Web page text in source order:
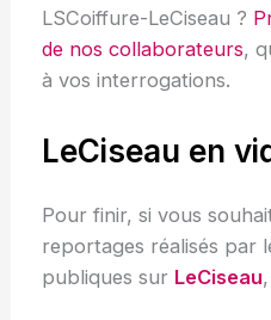
LSCoiffure-LeCiseau ?
de nos collaborateurs,
à vos interrogations.
LeCiseau en
Pour finir, si vous
reportages réalisés par
publiques sur LeCiseau